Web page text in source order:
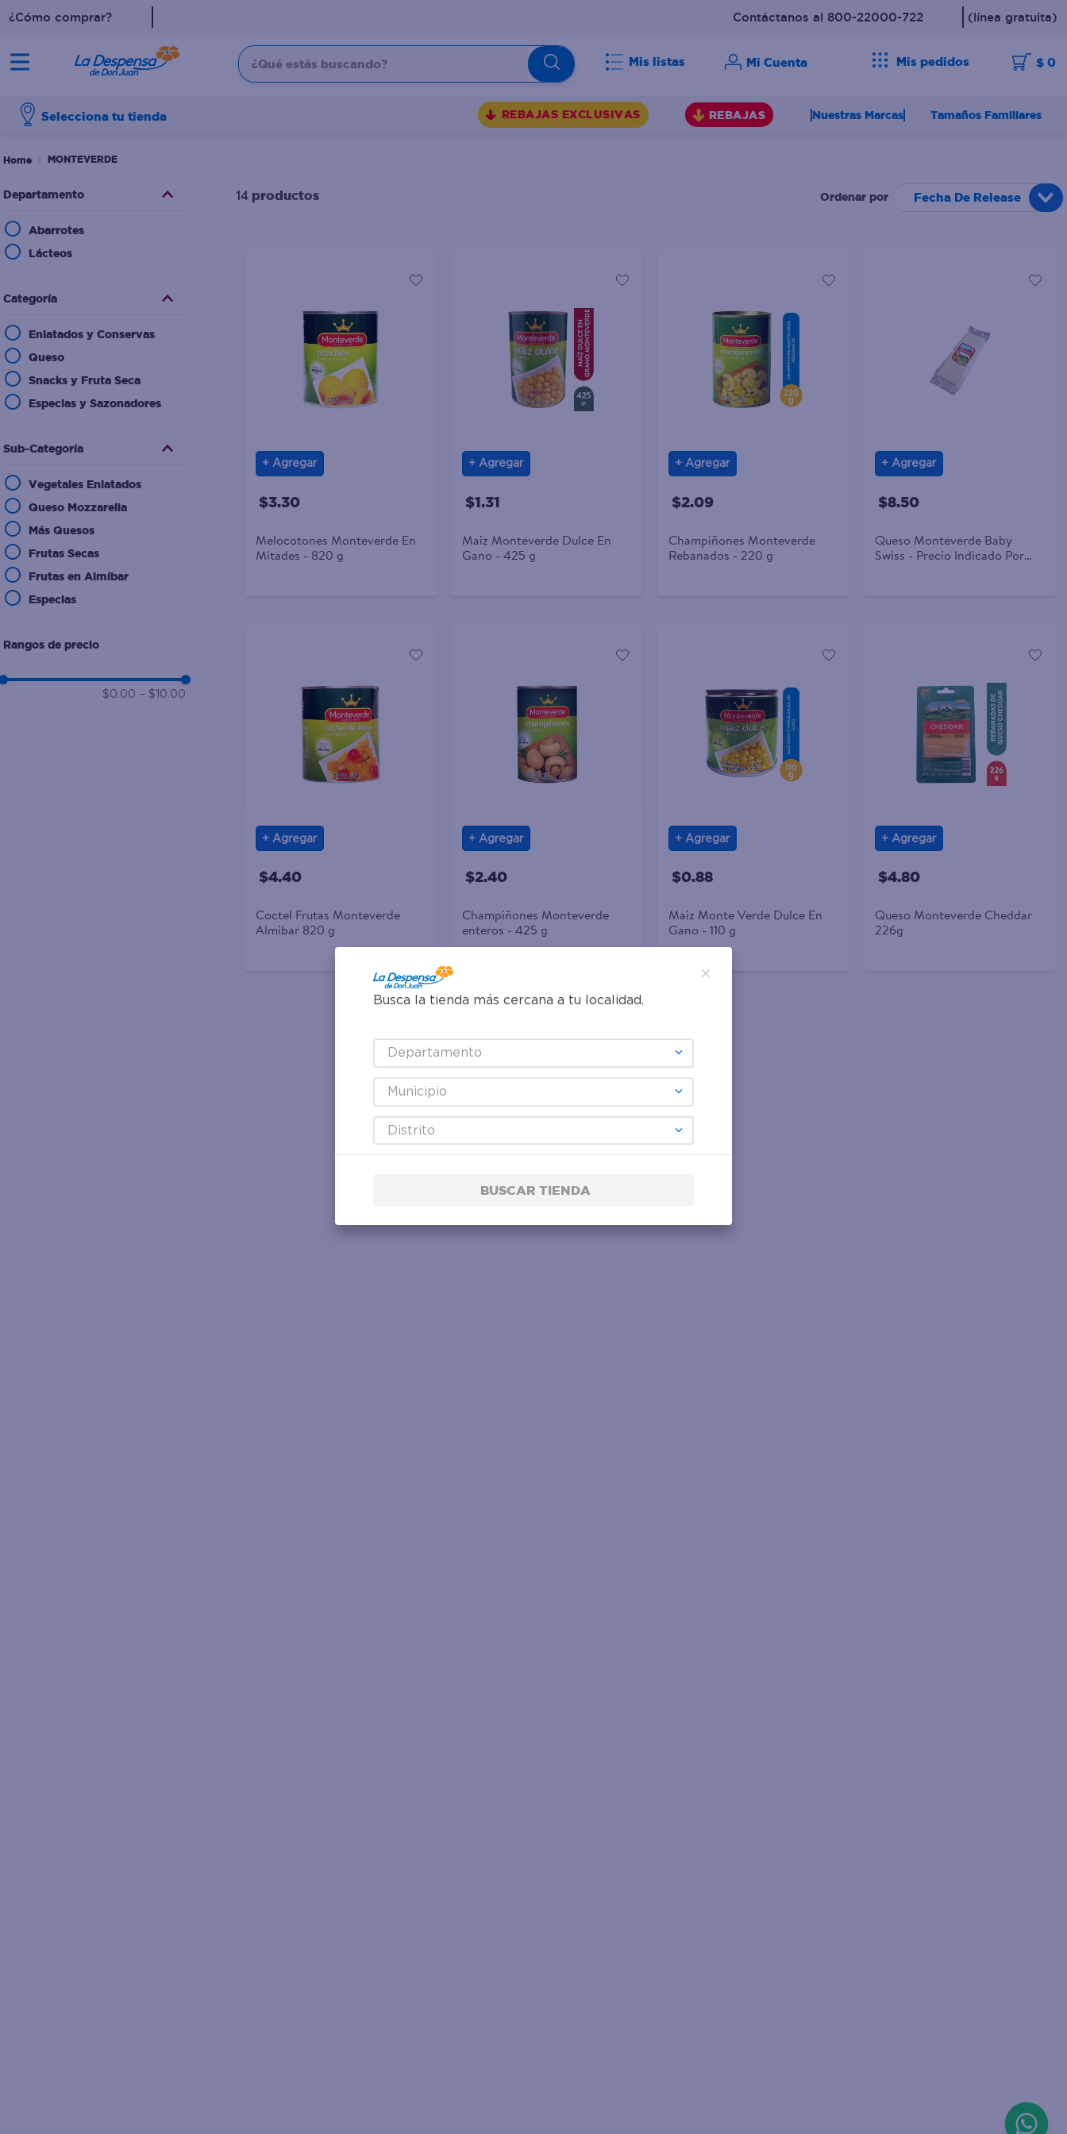
¿Cómo comprar? Contáctanos al 800-22000-722 (línea gratuita)
¿Qué estás buscando?
Mis listas Mis pedidos $ 0
Selecciona tu tienda REBAJAS EXCLUSIVAS REBAJAS Nuestras Marcas Tamaños Familiares
MONTEVERDE
Departamento
Abarrotes
Lácteos
Categoría
Enlatados y Conservas
Queso
Snacks y Fruta Seca
Especias y Sazonadores
Sub-Categoría
Vegetales Enlatados
Queso Mozzarella
Más Quesos
Frutas Secas
Frutas en Almíbar
Especias
Rangos de precio
$0.00 – $10.00
14 productos Fecha De Release
Agregar
$3.30
Melocotones Monteverde En
Mitades - 820 g
Agregar
$1.31
Maiz Monteverde Dulce En
Gano - 425 g
Agregar
$2.09
Champiñones Monteverde
Rebanados - 220 g
Agregar
$8.50
Queso Monteverde Baby
Swiss - Precio Indicado Por
Agregar
$4.40
Coctel Frutas Monteverde
Almibar 820 g
Agregar
$2.40
Champiñones Monteverde
enteros - 425 g
Agregar
$0.88
Maiz Monte Verde Dulce En
Gano - 110 g
Agregar
$4.80
Queso Monteverde Cheddar
226g
Busca la tienda más cercana a tu localidad.
Departamento
Municipio
Distrito
BUSCAR TIENDA
papel higiénico